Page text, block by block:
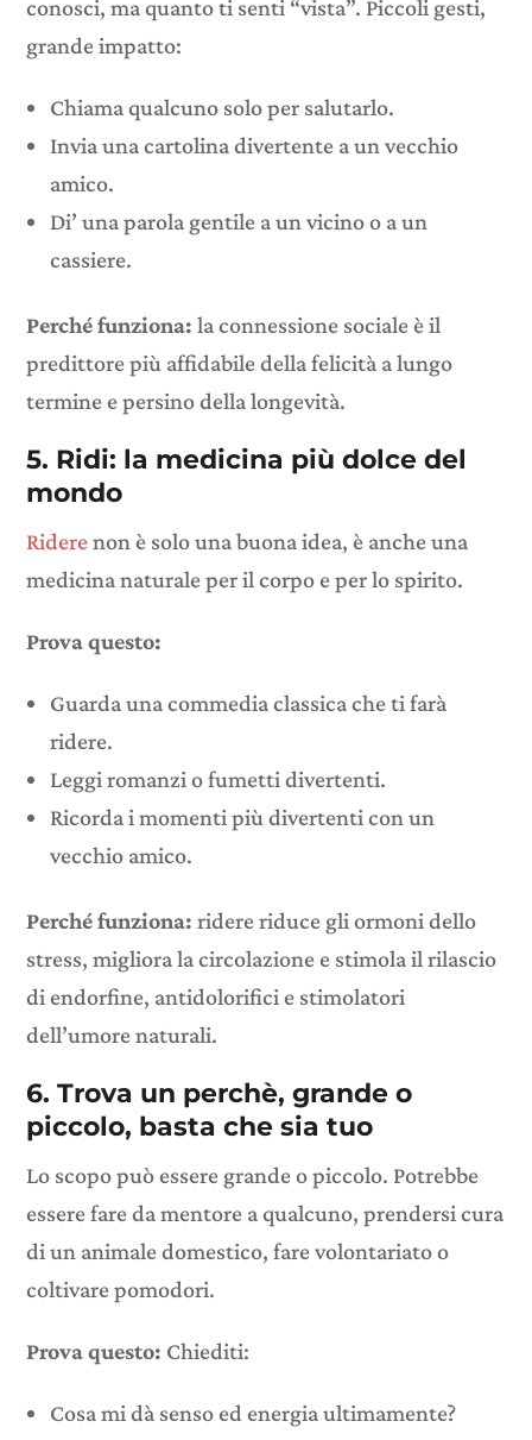
conosci, ma quanto ti senti “vista”. Piccoli gesti,
grande impatto:
Chiama qualcuno solo per salutarlo.
Invia una cartolina divertente a un vecchio
amico.
Di’ una parola gentile a un vicino o a un
cassiere.
Perché funziona: la connessione sociale è il
predittore più affidabile della felicità a lungo
termine e persino della longevità.
5. Ridi: la medicina più dolce del
mondo
Riderenon è solo una buona idea, è anche una
medicina naturale per il corpo e per lo spirito.
Prova questo:
Guarda una commedia classica che ti farà
ridere.
Leggi romanzi o fumetti divertenti.
Ricorda i momenti più divertenti con un
vecchio amico.
Perché funziona: ridere riduce gli ormoni dello
stress, migliora la circolazione e stimola il rilascio
di endorfine, antidolorifici e stimolatori
dell’umore naturali.
6. Trova un perchè, grande o
piccolo, basta che sia tuo
Lo scopo può essere grande o piccolo. Potrebbe
essere fare da mentore a qualcuno, prendersi cura
di un animale domestico, fare volontariato o
coltivare pomodori.
Prova questo: Chiediti:
Cosa mi dà senso ed energia ultimamente?